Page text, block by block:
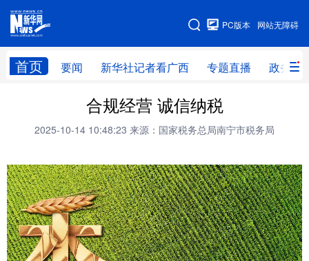
网站无障碍
PC版本
首页 要闻 新华社记者看广西 专题直播 政务信
网站地图
要闻 新华社记者 专题直播 政务信息
新华网导航
学习进行时 高层 时政 人事
合规经营 诚信纳税
2025-10-14 10:48:23 来源：国家税务总局南宁市税务局